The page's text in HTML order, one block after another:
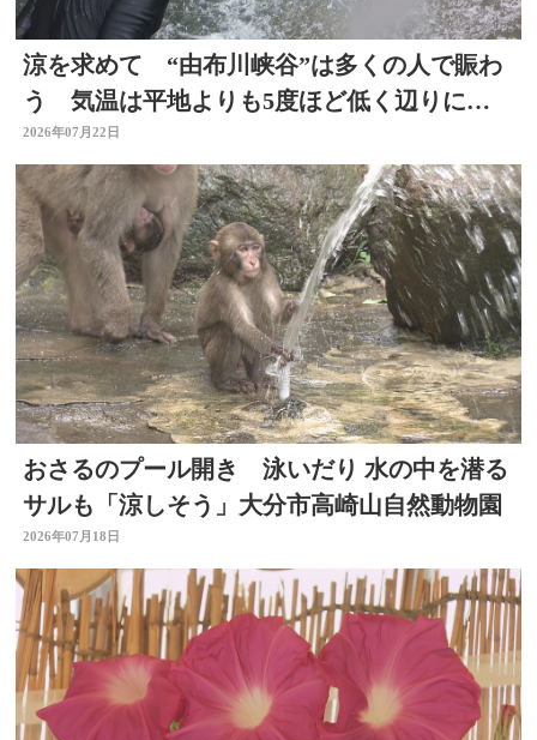
涼を求めて “由布川峡谷”は多くの人で賑わ
う 気温は平地よりも5度ほど低く辺りには
涼しい風も 大分
2026年07月22日
おさるのプール開き 泳いだり 水の中を潜る
サルも「涼しそう」大分市高崎山自然動物園
2026年07月18日